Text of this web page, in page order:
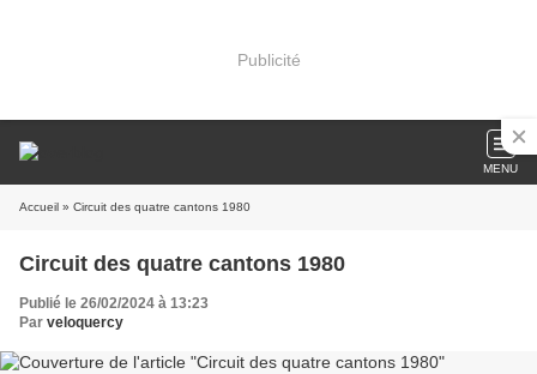
Publicité
MENU
Accueil » Circuit des quatre cantons 1980
Circuit des quatre cantons 1980
Publié le 26/02/2024 à 13:23
Par veloquercy